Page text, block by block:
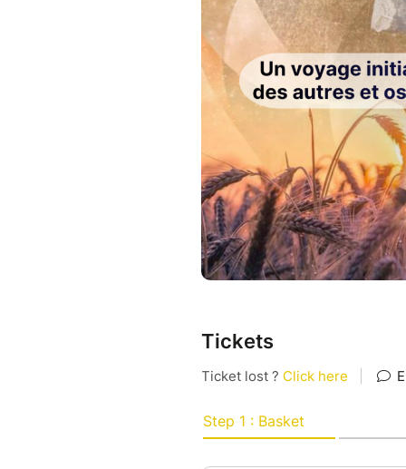
tu traverses une période
réveil intérieur.
Au programme :
✦Rituels initiatiques
✦Reconnexion au
✦Méditations et voyages
✦Pratiques corporelles
✦Cercles de parole entre
✦Temps de silence,
Ici, tu n’as rien à prouver.
cambodgien
Je ne suis pas arrivée ici par
aux attentes, de me couper
continuer à avancer.
Tickets